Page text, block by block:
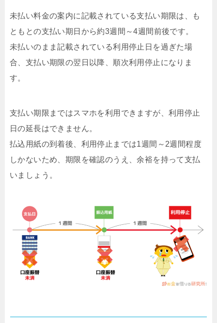
未払い料金の案内に記載されている支払い期限は、も
ともとの支払い期日から約3週間～4週間前後です。
未払いのまま記載されている利用停止日を過ぎた場
合、支払い期限の翌日以降、順次利用停止になりま
す。
支払い期限まではスマホを利用できますが、利用停止
日の延長はできません。
払込用紙の到着後、利用停止までは1週間～2週間程度
しかないため、期限を確認のうえ、余裕を持って支払
いましょう。